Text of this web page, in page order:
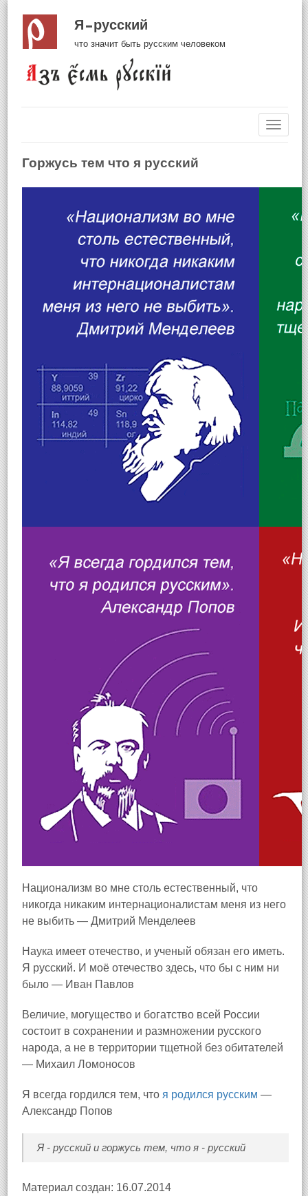
Я русский
что значит быть русским человеком
Горжусь тем что я русский
Национализм во мне столь естественный, что
никогда никаким интернационалистам меня из него
не выбить — Дмитрий Менделеев
Наука имеет отечество, и ученый обязан его иметь.
Я русский. И моё отечество здесь, что бы с ним ни
было — Иван Павлов
Величие, могущество и богатство всей России
состоит в сохранении и размножении русского
народа, а не в территории тщетной без обитателей
— Михаил Ломоносов
Я всегда гордился тем, что я родился русским —
Александр Попов
Я - русский и горжусь тем, что я - русский
Материал создан: 16.07.2014